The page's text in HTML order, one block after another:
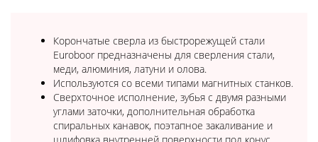
Корончатые сверла из быстрорежущей стали
Euroboor предназначены для сверления стали,
меди, алюминия, латуни и олова.
Используются со всеми типами магнитных станков.
Сверхточное исполнение, зубья с двумя разными
углами заточки, дополнительная обработка
спиральных канавок, поэтапное закаливание и